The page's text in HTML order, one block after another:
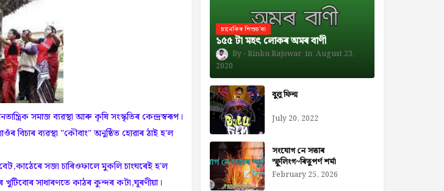
সমাজ ব্যৱস্থা আৰু কৃষি সংস্কৃতিৰ কেন্দ্ৰস্বৰূপ।
বিচাৰ ব্যৱস্থা "কৌবাং" অনুষ্ঠিত হোৱাৰ ঠাই হ'ল
সজা চাৰিওফালে মুকলি চাংঘৰেই হ'ল
সাধাৰণতে কাঠৰ কুন্দৰ কটা,ঘূৰণীয়া।
চানেকিৰ শিশুচ'ৰা
১৫৫ টা মহৎ লোকৰ অমৰ বাণী
Rinku Rajowar
August 23,
2020
বুলু ফিল্ম
July 20, 2022
সংযোগ নে সত্তাৰ
স্ফুলিংগ~ৰিতুপৰ্ণ শৰ্মা
February 25, 2026